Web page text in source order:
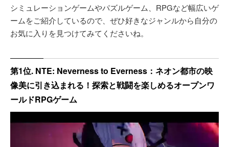
シミュレーションゲームやパズルゲーム、RPGなど幅広いゲ
ームをご紹介しているので、ぜひ好きなジャンルから自分の
お気に入りを見つけてみてくださいね。
第1位. NTE: Neverness to Everness：ネオン都市の映
像美に引き込まれる！探索と戦闘を楽しめるオープンワ
ールドRPGゲーム